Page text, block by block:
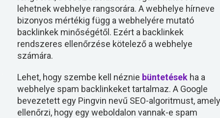
lehetnek webhelye rangsorára. A webhelye hírneve
bizonyos mértékig függ a webhelyére mutató
backlinkek minőségétől. Ezért a backlinkek
rendszeres ellenőrzése kötelező a webhelye
számára.
Lehet, hogy szembe kell néznie büntetések ha a
webhelye spam backlinkeket tartalmaz. A Google
bevezetett egy Pingvin nevű SEO-algoritmust, amely
ellenőrzi, hogy egy weboldalon vannak-e spam